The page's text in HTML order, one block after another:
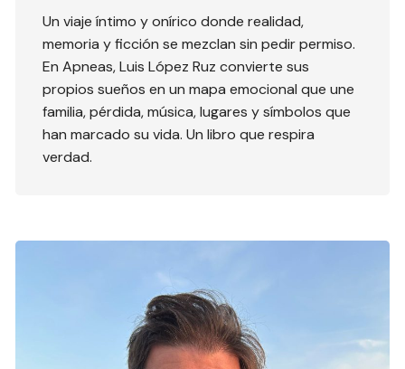
Un viaje íntimo y onírico donde realidad,
memoria y ficción se mezclan sin pedir permiso.
En Apneas, Luis López Ruz convierte sus
propios sueños en un mapa emocional que une
familia, pérdida, música, lugares y símbolos que
han marcado su vida. Un libro que respira
verdad.